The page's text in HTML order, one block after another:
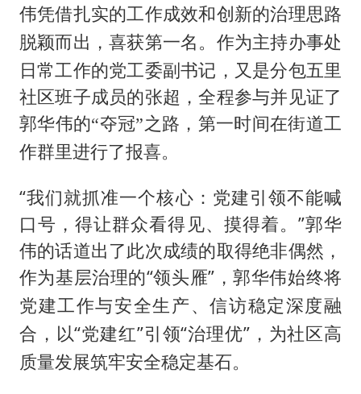
伟凭借扎实的工作成效和创新的治理思路
脱颖而出，喜获第一名。 作为主持办事处
日常工作的党工委副书记，又是分包五里
社区班子成员的张超，全程参与并见证了
郭华伟的“夺冠”之路，第一时间在街道工
作群里进行了报喜。
“我们就抓准一个核心：党建引领不能喊
口号，得让群众看得见、摸得着。”郭华
伟的话道出了此次成绩的取得绝非偶然，
作为基层治理的“领头雁” ，郭华伟始终将
党建工作与安全生产、信访稳定深度融
合，以“党建红”引领“治理优”，为社区高
质量发展筑牢安全稳定基石。